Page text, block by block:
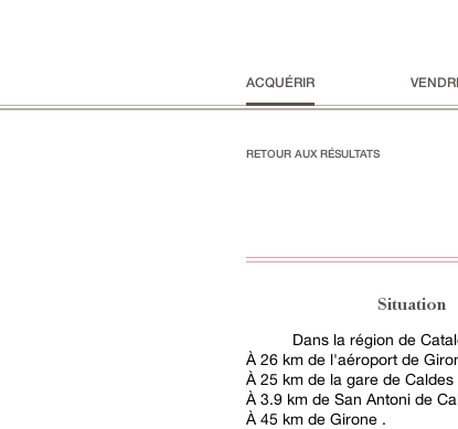
ACQUÉRIR
RETOUR AUX RÉSULTATS
Situation
Dans la région de
À 26 km de l'aéroport de
À 25 km de la gare de Caldes
À 3.9 km de San Antoni de
À 45 km de Girone .